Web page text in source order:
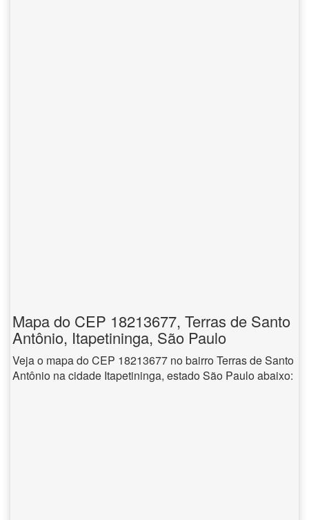
Mapa do CEP 18213677, Terras de Santo
Antônio, Itapetininga, São Paulo
Veja o mapa do CEP 18213677 no bairro Terras de Santo
Antônio na cidade Itapetininga, estado São Paulo abaixo: